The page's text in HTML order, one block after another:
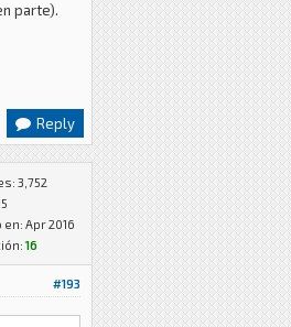
parte).
Reply
3,752
Apr 2016
16
#193